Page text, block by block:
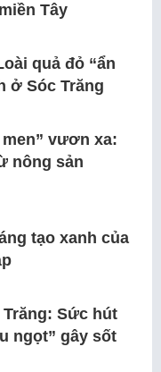
Tây
quả đỏ “ẩn
ở Sóc Trăng
vươn xa:
nông sản
tạo xanh của
Trăng: Sức hút
ngọt” gây sốt